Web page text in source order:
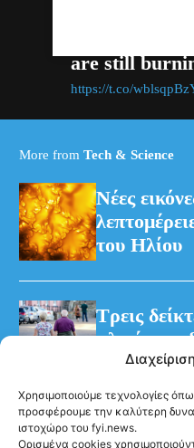
Χρησιμοποιούμε τεχνολογίες
προσφέρουμε την καλύτερη
ιστοχώρο του fyi.news.
Ορισμένα cookies
are still
https://t.co/
More from Tech & Science
Νέες
του Ηλίου
Τρεις
ηλικία
χρόνια